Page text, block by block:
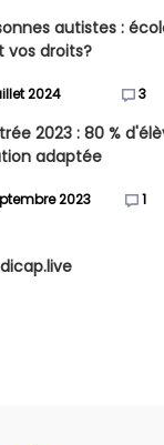
autistes :
vos droits?
2024 3
2023 : 80 %
adaptée
2023 1